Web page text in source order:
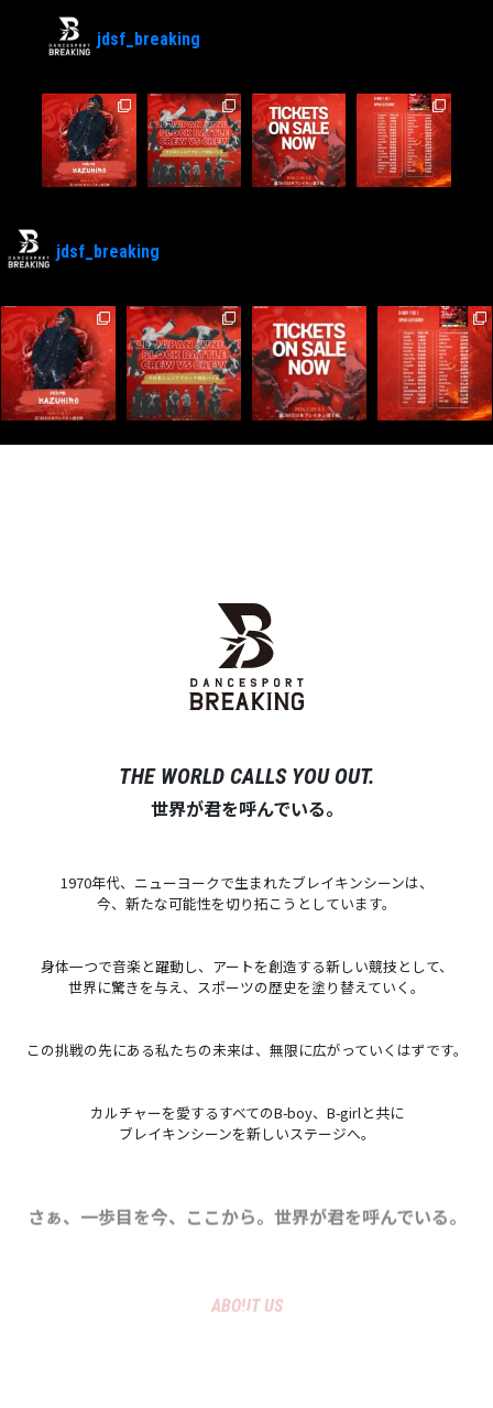
jdsf_breaking
jdsf_breaking
THE WORLD CALLS YOU OUT.
世界が君を呼んでいる。
1970年代、ニューヨークで生まれたブレイキンシーンは、
今、新たな可能性を切り拓こうとしています。
身体一つで音楽と躍動し、アートを創造する新しい競技として、
世界に驚きを与え、スポーツの歴史を塗り替えていく。
この挑戦の先にある私たちの未来は、無限に広がっていくはずです。
カルチャーを愛するすべてのB-boy、B-girlと共に
ブレイキンシーンを新しいステージへ。
さぁ、一歩目を今、ここから。世界が君を呼んでいる。